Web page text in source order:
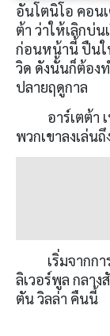
อันโตนิโอ คอน
ต้า ว่าให้เลิกบ่น
ก่อนหน้านี้ ปืนใ
วิด ดังนั้นก็ต้อง
ปลายฤดูกาล
อาร์เตต้า เพิ่
พวกเขาลงเล่นถึ
เริ่มจากการ
ลิเวอร์พูล กลา
ตัน วิลล่า คืนนี้